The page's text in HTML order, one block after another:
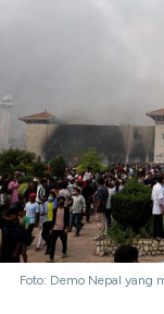
Foto: Demo Nepal yang